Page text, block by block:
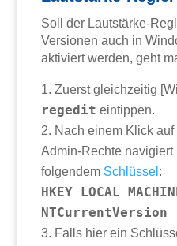
Soll der Lautstärke-
Versionen auch in
aktiviert werden, geht
Zuerst gleichzeitig
regedit eintippen.
Nach einem Klick auf
Admin-Rechte
folgendem Schlüssel :
NTCurrentVersion
Falls hier ein